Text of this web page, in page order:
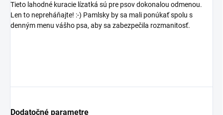
Tieto lahodné kuracie lízatká sú pre psov dokonalou odmenou.
Len to nepreháňajte! :-) Pamlsky by sa mali ponúkať spolu s
denným menu vášho psa, aby sa zabezpečila rozmanitosť.
Dodatočné parametre